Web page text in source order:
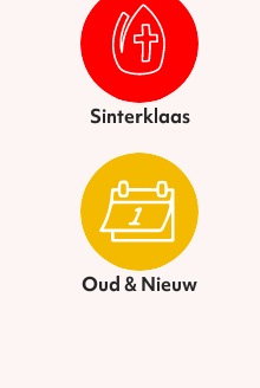
Sinterklaas
Oud & Nieuw